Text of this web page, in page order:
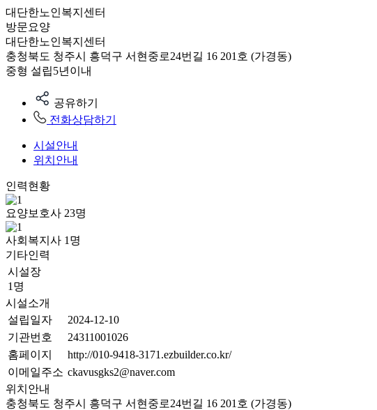
대단한노인복지센터
방문요양
대단한노인복지센터
충청북도 청주시 흥덕구 서현중로24번길 16 201호 (가경동)
중형 설립5년이내
공유하기
전화상담하기
시설안내
위치안내
인력현황
요양보호사 23명
사회복지사 1 명
기타인력
시설장
1명
시설소개
설립일자
2024-12-10
기관번호
24311001026
홈페이지
http://010-9418-3171.ezbuilder.co.kr/
이메일주소 ckavusgks2@naver.com
위치안내
충청북도 청주시 흥덕구 서현중로24번길 16 201호 (가경동)